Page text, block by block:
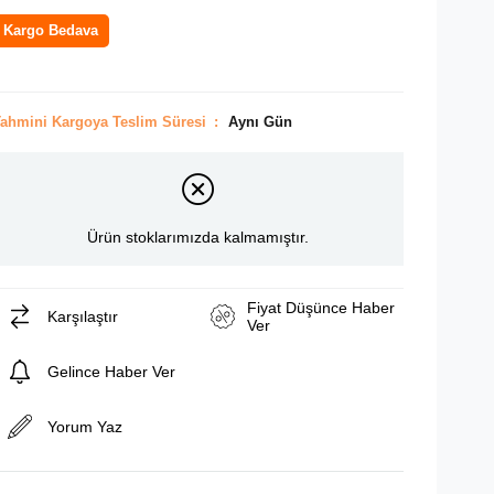
Kargo Bedava
Kargoya Teslim Süresi : Aynı Gün
Ürün stoklarımızda kalmamıştır.
Karşılaştır
Fiyat Düşünce Haber
Ver
Gelince Haber Ver
Yorum Yaz